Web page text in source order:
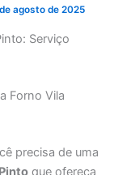
agosto de 2025
Serviço
Forno Vila
precisa de uma
que ofereça